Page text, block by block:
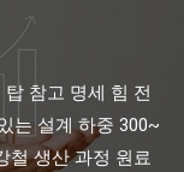
참고 명세 힘 전
는 설계 하중 300~
철 생산 과정 원료